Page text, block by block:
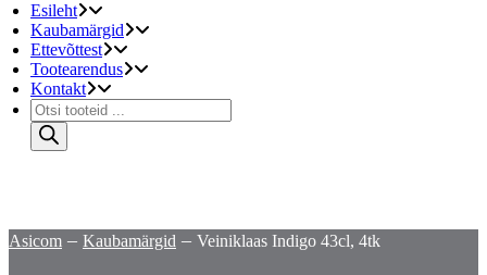
Esileht
Kaubamärgid
Ettevõttest
Tootearendus
Kontakt
Products
search
Asicom Kaubamärgid Veiniklaas Indigo 43cl, 4tk